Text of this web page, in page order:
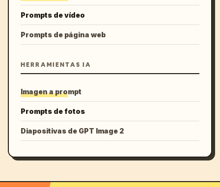
Prompts de vídeo
Prompts de página web
HERRAMIENTAS IA
Imagen a prompt
Prompts de fotos
Diapositivas de GPT Image 2